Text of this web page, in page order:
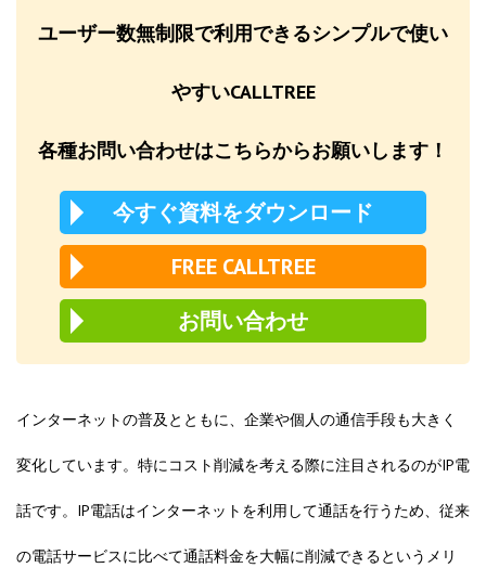
ユーザー数無制限で利用できるシンプルで使い
やすいCALLTREE
各種お問い合わせはこちらからお願いします！
今すぐ資料をダウンロード
FREE CALLTREE
お問い合わせ
インターネットの普及とともに、企業や個人の通信手段も大きく
変化しています。特にコスト削減を考える際に注目されるのがIP電
話です。IP電話はインターネットを利用して通話を行うため、従来
の電話サービスに比べて通話料金を大幅に削減できるというメリ